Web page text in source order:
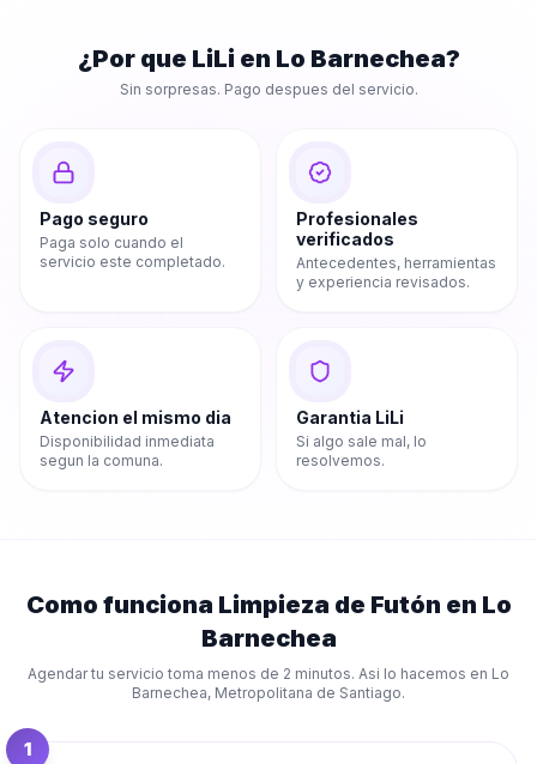
¿Por que LiLi en Lo Barnechea?
Sin sorpresas. Pago despues del servicio.
Pago seguro
Paga solo cuando el
servicio este completado.
Profesionales
verificados
Antecedentes, herramientas
y experiencia revisados.
Atencion el mismo dia
Disponibilidad inmediata
segun la comuna.
Garantia LiLi
Si algo sale mal, lo
resolvemos.
Como funciona Limpieza de Futón en Lo
Barnechea
Agendar tu servicio toma menos de 2 minutos. Asi lo hacemos en Lo
Barnechea, Metropolitana de Santiago.
1